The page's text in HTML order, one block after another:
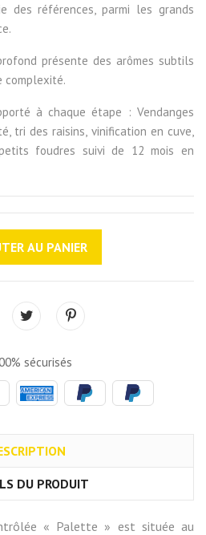
des références, parmi les grands
présente des arômes subtils
complexité.
à chaque étape : Vendanges
tri des raisins, vinification en cuve,
foudres suivi de 12 mois en
AU PANIER
sécurisés
DU PRODUIT
« Palette » est située au